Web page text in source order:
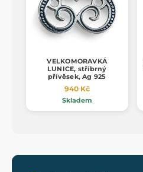
VELKOMORAVKÁ
LUNICE, stříbrný
přívěsek, Ag 925
940 Kč
Skladem